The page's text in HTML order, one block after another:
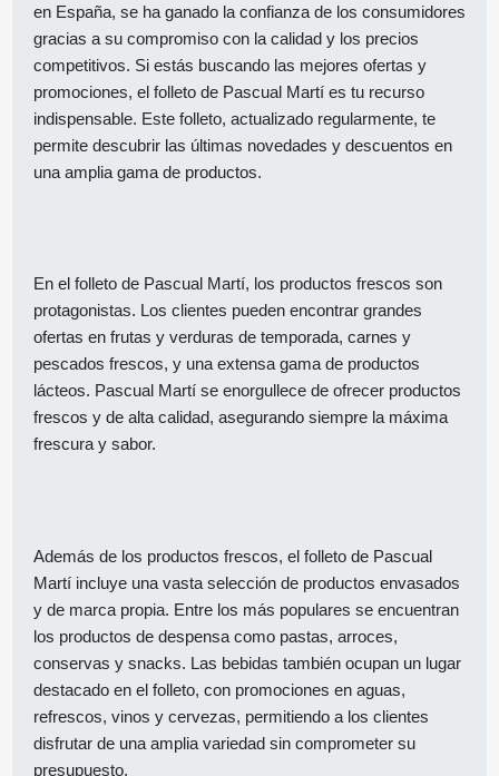
en España, se ha ganado la confianza de los consumidores
gracias a su compromiso con la calidad y los precios
competitivos. Si estás buscando las mejores ofertas y
promociones, el folleto de Pascual Martí es tu recurso
indispensable. Este folleto, actualizado regularmente, te
permite descubrir las últimas novedades y descuentos en
una amplia gama de productos.
En el folleto de Pascual Martí, los productos frescos son
protagonistas. Los clientes pueden encontrar grandes
ofertas en frutas y verduras de temporada, carnes y
pescados frescos, y una extensa gama de productos
lácteos. Pascual Martí se enorgullece de ofrecer productos
frescos y de alta calidad, asegurando siempre la máxima
frescura y sabor.
Además de los productos frescos, el folleto de Pascual
Martí incluye una vasta selección de productos envasados
y de marca propia. Entre los más populares se encuentran
los productos de despensa como pastas, arroces,
conservas y snacks. Las bebidas también ocupan un lugar
destacado en el folleto, con promociones en aguas,
refrescos, vinos y cervezas, permitiendo a los clientes
disfrutar de una amplia variedad sin comprometer su
presupuesto.